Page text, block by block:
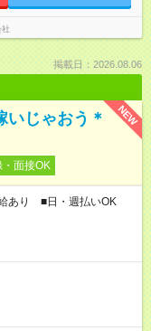
社
掲載日：2026.08.06
NEW
いじゃおう＊
面接OK
あり ■日・週払いOK